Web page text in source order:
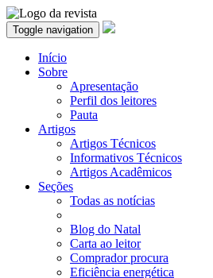
Toggle navigation
Início
Sobre
Apresentação
Perfil dos leitores
Pauta
Artigos
Artigos Técnicos
Informativos Técnicos
Artigos Acadêmicos
Seções
Todas as notícias
Blog do Natal
Carta ao leitor
Comprador procura
Eficiência energética